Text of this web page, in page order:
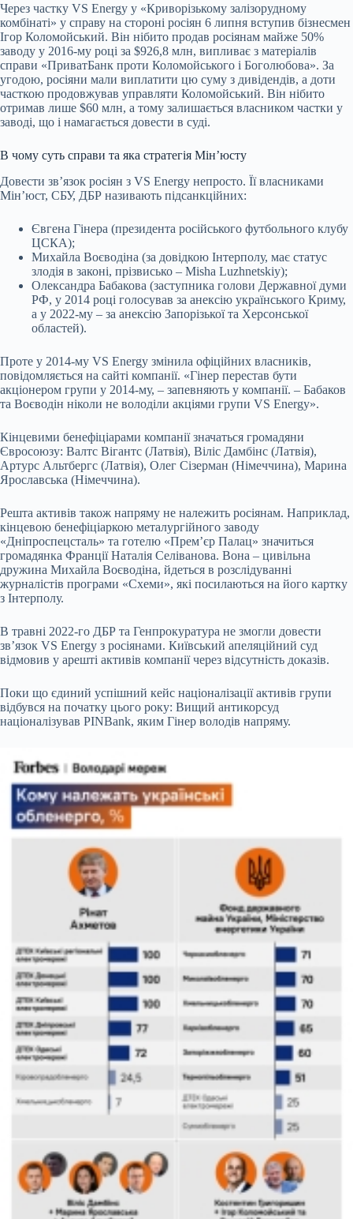
Через частку VS Energy у «Криворізькому залізорудному
комбінаті» у справу на стороні росіян 6 липня вступив бізнесмен
Ігор Коломойський. Він нібито продав росіянам майже 50%
заводу у 2016-му році за $926,8 млн, випливає з матеріалів
справи «ПриватБанк проти Коломойського і Боголюбова». За
угодою, росіяни мали виплатити цю суму з дивідендів, а доти
часткою продовжував управляти Коломойський. Він нібито
отримав лише $60 млн, а тому залишається власником частки у
заводі, що і намагається довести в суді.
В чому суть справи та яка стратегія Мінʼюсту
Довести звʼязок росіян з VS Energy непросто. Її власниками
Мінʼюст, СБУ, ДБР називають підсанкційних:
Євгена Гінера (президента російського футбольного клубу
ЦСКА);
Михайла Воєводіна (за довідкою Інтерполу, має статус
злодія в законі, прізвисько – Misha Luzhnetskiy);
Олександра Бабакова (заступника голови Державної думи
РФ, у 2014 році голосував за анексію українського Криму,
а у 2022-му – за анексію Запорізької та Херсонської
областей).
Проте у 2014-му VS Energy змінила офіційних власників,
повідомляється на сайті компанії. «Гінер перестав бути
акціонером групи у 2014-му, – запевняють у компанії. – Бабаков
та Воєводін ніколи не володіли акціями групи VS Energy».
Кінцевими бенефіціарами компанії значаться громадяни
Євросоюзу: Валтс Вігантс (Латвія), Віліс Дамбінс (Латвія),
Артурс Альтбергс (Латвія), Олег Сізерман (Німеччина), Марина
Ярославська (Німеччина).
Решта активів також напряму не належить росіянам. Наприклад,
кінцевою бенефіціаркою металургійного заводу
«Дніпроспецсталь» та готелю «Премʼєр Палац» значиться
громадянка Франції Наталія Селіванова. Вона – цивільна
дружина Михайла Воєводіна, йдеться в розслідуванні
журналістів програми «Схеми», які посилаються на його картку
з Інтерполу.
В травні 2022-го ДБР та Генпрокуратура не змогли довести
звʼязок VS Energy з росіянами. Київський апеляційний суд
відмовив у арешті активів компанії через відсутність доказів.
Поки що єдиний успішний кейс націоналізації активів групи
відбувся на початку цього року: Вищий антикорсуд
націоналізував PINBank, яким Гінер володів напряму.